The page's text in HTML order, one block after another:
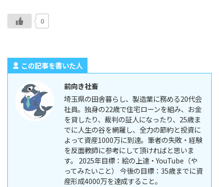
0
この記事を書いた人
前向き社畜
埼玉県の田舎暮らし、製造業に務める20代会
社員。独身の22歳で住宅ローンを組み、お金
を貸したり、裁判の証人になったり、25歳ま
でに人生の谷を網羅し、全力の節約と投資に
よって資産1000万に到達。筆者の失敗・経験
を反面教師に参考にして頂ければと思いま
す。 2025年目標：絵の上達・YouTube（や
ってみたいこと） 今後の目標：35歳までに資
産形成4000万を達成すること。